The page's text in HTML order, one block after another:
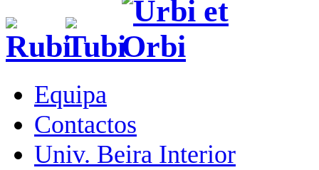
Equipa
Contactos
Univ. Beira Interior